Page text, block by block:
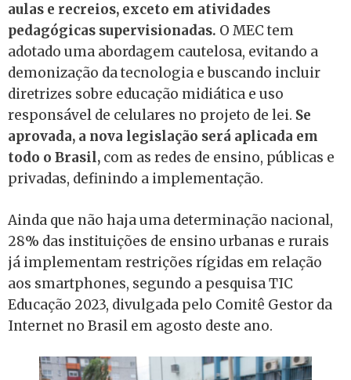
aulas e recreios, exceto em atividades
pedagógicas supervisionadas. O MEC tem
adotado uma abordagem cautelosa, evitando a
demonização da tecnologia e buscando incluir
diretrizes sobre educação midiática e uso
responsável de celulares no projeto de lei. Se
aprovada, a nova legislação será aplicada em
todo o Brasil, com as redes de ensino, públicas e
privadas, definindo a implementação.
Ainda que não haja uma determinação nacional,
28% das instituições de ensino urbanas e rurais
já implementam restrições rígidas em relação
aos smartphones, segundo a pesquisa TIC
Educação 2023, divulgada pelo Comitê Gestor da
Internet no Brasil em agosto deste ano.